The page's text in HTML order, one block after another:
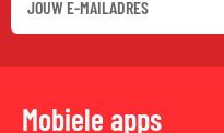
Mobiele apps